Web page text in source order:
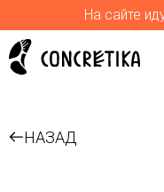
На сайте
НАЗАД